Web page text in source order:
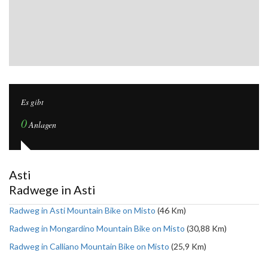
Es gibt
0Anlagen
Asti
Radwege in Asti
Radweg in Asti Mountain Bike on Misto (46 Km)
Radweg in Mongardino Mountain Bike on Misto (30,88 Km)
Radweg in Calliano Mountain Bike on Misto (25,9 Km)